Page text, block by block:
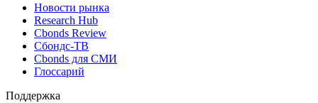
Новости рынка
Research Hub
Cbonds Review
Сбондс-ТВ
Cbonds для СМИ
Глоссарий
Поддержка